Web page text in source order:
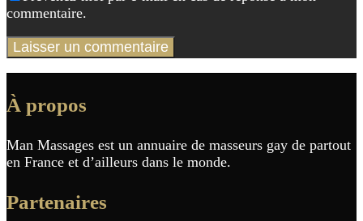
commentaire.
À propos
Man Massages est un annuaire de masseurs gay de partout
en France et d’ailleurs dans le monde.
Partenaires